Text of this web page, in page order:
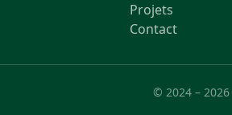
Projets
Contact
© 2024– 2026